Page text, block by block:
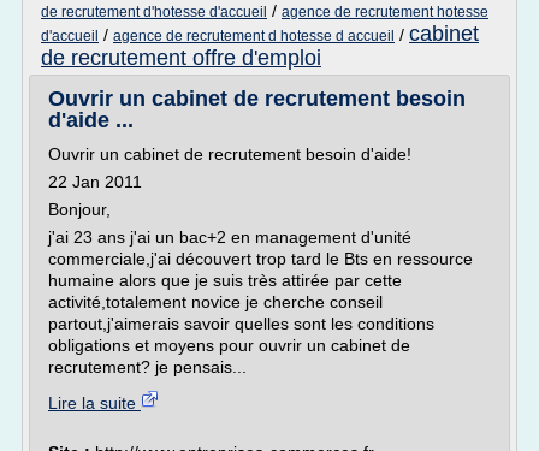
de recrutement d'hotesse d'accueil / agence de recrutement hotesse
d'accueil / agence de recrutement d hotesse d accueil / cabinet
de recrutement offre d'emploi
Ouvrir un cabinet de recrutement besoin
d'aide ...
Ouvrir un cabinet de recrutement besoin d'aide!
22 Jan 2011
Bonjour,
j'ai 23 ans j'ai un bac+2 en management d'unité
commerciale,j'ai découvert trop tard le Bts en ressource
humaine alors que je suis très attirée par cette
activité,totalement novice je cherche conseil
partout,j'aimerais savoir quelles sont les conditions
obligations et moyens pour ouvrir un cabinet de
recrutement? je pensais...
Lire la suite